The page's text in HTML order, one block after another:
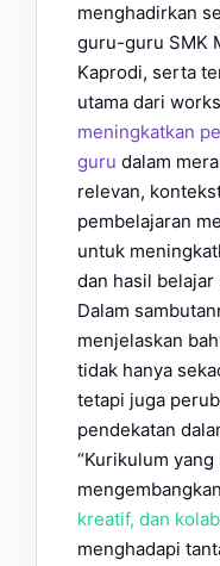
menghadirkan
guru-guru SMK
Kaprodi, serta
utama dari
meningkatkan
guru dalam
relevan,
pembelajaran
untuk
dan hasil belajar
Dalam
menjelaskan
tidak hanya
tetapi juga
pendekatan
“Kurikulum
mengembangkan
kreatif, dan
menghadapi